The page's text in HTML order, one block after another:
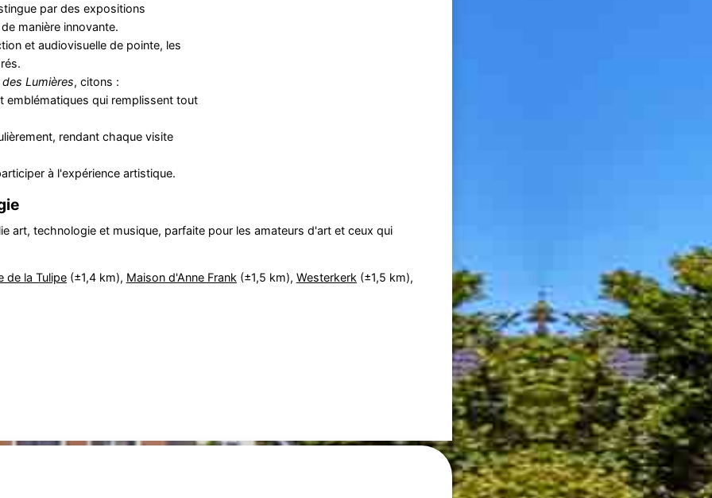
par des expositions
manière innovante.
et audiovisuelle de pointe, les
Lumières, citons :
qui remplissent tout
rendant chaque visite
à l'expérience artistique.
art, technologie et musique, parfaite pour les amateurs d'art et ceux qui
de la Tulipe(±1,4 km), Maison d'Anne Frank (±1,5 km), Westerkerk (±1,5 km),